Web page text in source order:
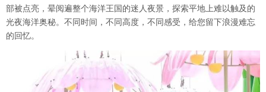
部被点亮，晕阅遍整个海洋王国的迷人夜景，探索平地上难以触及的
光夜海洋奥秘。不同时间，不同高度，不同感受，给您留下浪漫难忘
的回忆。